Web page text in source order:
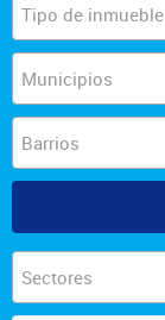
Tipo de inmueble
Municipios
Barrios
Sectores